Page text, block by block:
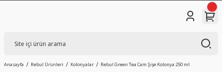
Anasayfa Rebul Ürünleri Kolonyalar Rebul Green Tea Cam Şişe Kolonya 250 ml